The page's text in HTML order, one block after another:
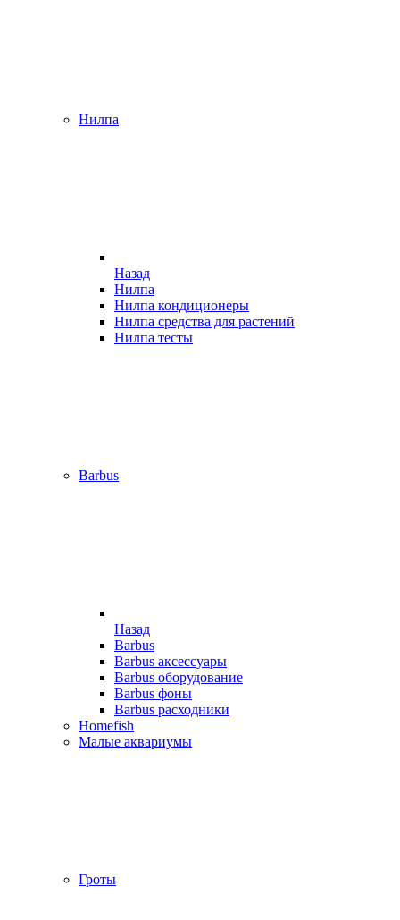
Нилпа
Назад
Нилпа
Нилпа кондиционеры
Нилпа средства для растений
Нилпа тесты
Barbus
Назад
Barbus
Barbus аксессуары
Barbus оборудование
Barbus фоны
Barbus расходники
Homefish
Малые аквариумы
Гроты